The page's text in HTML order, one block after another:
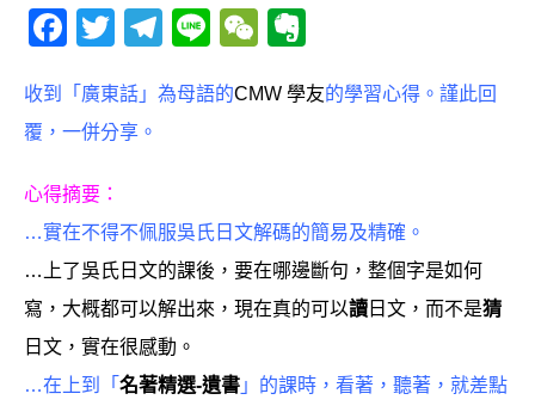
F
c
e
b
o
o
k
T
it
te
T
e
m
Li
e
W
C e
o
te
收到「廣東話」為母語的CMW 學友的學習心得。謹此回
覆，一併分享。
心得摘要：
…實在不得不佩服吳氏日文解碼的簡易及精確。
…上了吳氏日文的課後，要在哪邊斷句，整個字是如何
寫，大概都可以解出來，現在真的可以讀 日文，而不是猜
日文，實在很感動。
…在上到「 名著精選-遺書 」 的課時，看著，聽著，就差點